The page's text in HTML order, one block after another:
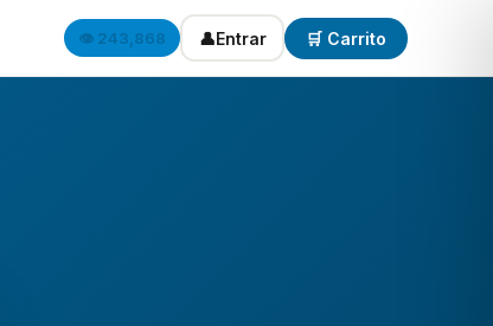
👁️ 243,868 👤Entrar 🛒 Carrito